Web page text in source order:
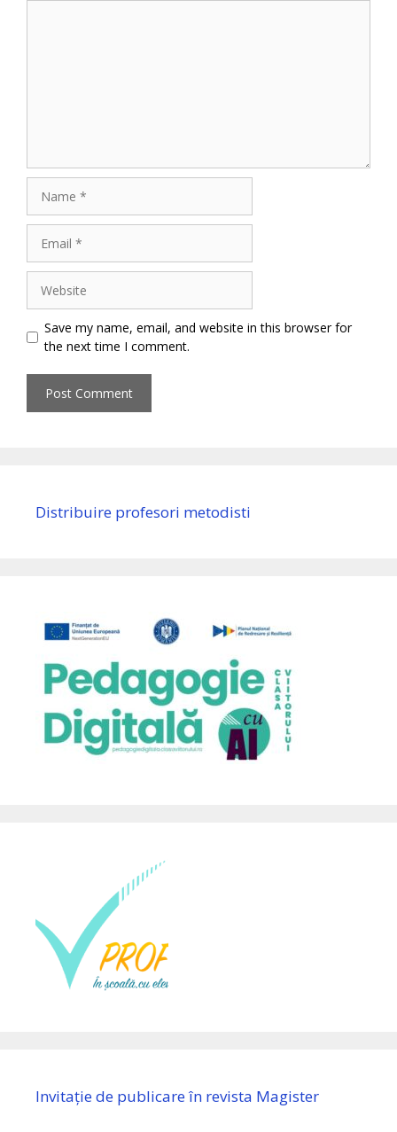
Save my name, email, and website in this browser for
the next time I comment.
Distribuire profesori metodisti
Invitație de publicare în revista Magister